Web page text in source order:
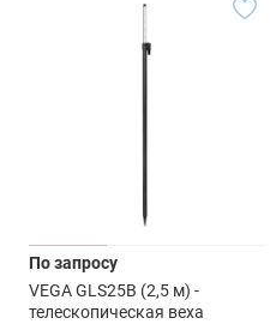
По запросу
VEGA GLS25B (2,5 м) -
телескопическая веха